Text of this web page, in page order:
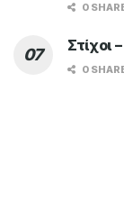
0
Στίχοι
0